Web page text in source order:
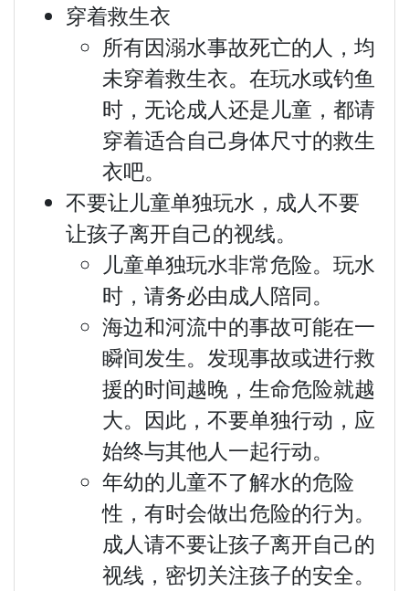
穿着救生衣
所有因溺水事故死亡的人，均
未穿着救生衣。在玩水或钓鱼
时，无论成人还是儿童，都请
穿着适合自己身体尺寸的救生
衣吧。
不要让儿童单独玩水，成人不要
让孩子离开自己的视线。
儿童单独玩水非常危险。玩水
时，请务必由成人陪同。
海边和河流中的事故可能在一
瞬间发生。发现事故或进行救
援的时间越晚，生命危险就越
大。因此，不要单独行动，应
始终与其他人一起行动。
年幼的儿童不了解水的危险
性，有时会做出危险的行为。
成人请不要让孩子离开自己的
视线，密切关注孩子的安全。